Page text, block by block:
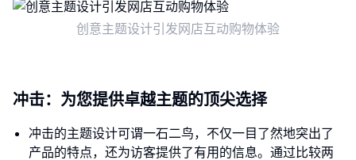
创意主题设计引发网店互动购物体验
冲击：为您提供卓越主题的顶尖选择
冲击的主题设计可谓一石二鸟，不仅一目了然地突出了
产品的特点，还为访客提供了有用的信息。通过比较两